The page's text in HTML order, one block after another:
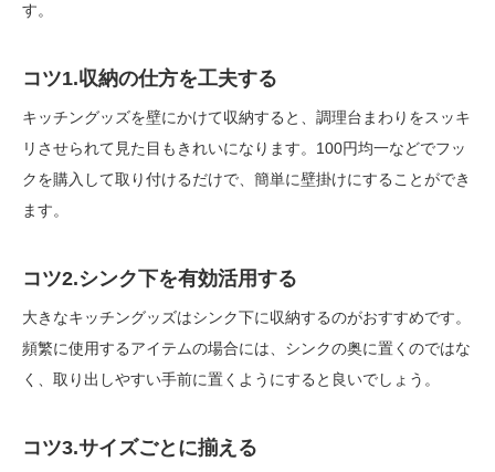
す。
コツ1.収納の仕方を工夫する
キッチングッズを壁にかけて収納すると、調理台まわりをスッキ
リさせられて見た目もきれいになります。100円均一などでフッ
クを購入して取り付けるだけで、簡単に壁掛けにすることができ
ます。
コツ2.シンク下を有効活用する
大きなキッチングッズはシンク下に収納するのがおすすめです。
頻繁に使用するアイテムの場合には、シンクの奥に置くのではな
く、取り出しやすい手前に置くようにすると良いでしょう。
コツ3.サイズごとに揃える